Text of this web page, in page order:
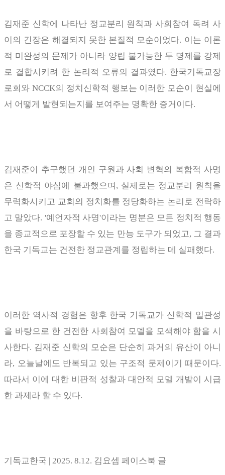
김재준 신학에 나타난 정교분리 원칙과 사회참여 독려 사
이의 긴장은 해결되지 못한 본질적 모순이었다. 이는 이론
적 미완성의 문제가 아니라 양립 불가능한 두 명제를 강제
로 결합시키려 한 논리적 오류의 결과였다. 한국기독교장
로회와 NCCK의 정치신학적 행보는 이러한 모순이 현실에
서 어떻게 발현되는지를 보여주는 명확한 증거이다.
김재준이 추구했던 개인 구원과 사회 변혁의 복합적 사명
은 신학적 야심에 불과했으며 , 실제로는 정교분리 원칙을
무력화시키고 교회의 정치화를 정당화하는 논리로 전락하
고 말았다. '예언자적 사명'이라는 명분은 모든 정치적 행동
을 종교적으로 포장할 수 있는 만능 도구가 되었고, 그 결과
한국 기독교는 건전한 정교관계를 정립하는 데 실패했다.
이러한 역사적 경험은 향후 한국 기독교가 신학적 일관성
을 바탕으로 한 건전한 사회참여 모델을 모색해야 함을 시
사한다. 김재준 신학의 모순은 단순히 과거의 유산이 아니
라, 오늘날에도 반복되고 있는 구조적 문제이기 때문이다.
따라서 이에 대한 비판적 성찰과 대안적 모델 개발이 시급
한 과제라 할 수 있다.
기독교한국 | 2025. 8.12. 김요셉 페이스북 글